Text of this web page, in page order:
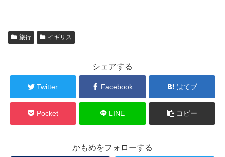
旅行 イギリス
シェアする
Twitter Facebook はてブ
Pocket LINE コピー
かもめをフォローする